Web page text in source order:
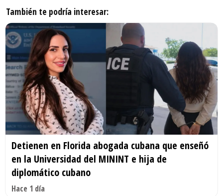
También te podría interesar:
Detienen en Florida abogada cubana que enseñó
en la Universidad del MININT e hija de
diplomático cubano
Hace 1 día